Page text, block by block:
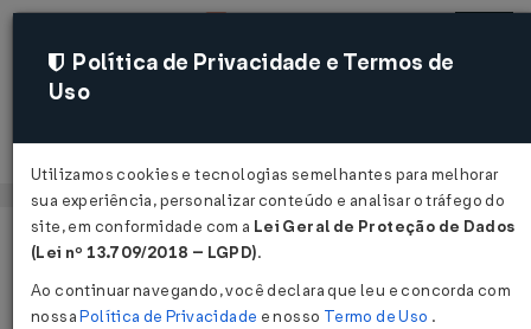
Acessar
Página Inicial Legislações
Decreto Nº 1720 DE 28/11/1995
Política de Privacidade e Termos de
Uso
Utilizamos cookies e tecnologias semelhantes para melhorar
sua experiência, personalizar conteúdo e analisar o tráfego do
site, em conformidade com a Lei Geral de Proteção de Dados
(Lei nº 13.709/2018 – LGPD).
Ao continuar navegando, você declara que leu e concorda com
nossaPolítica de Privacidade e nosso Termo de Uso .